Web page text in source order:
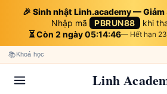
🎉 Sinh nhật Linh.academy — Giảm
Nhập mã PBRUN88 khi
⏳ Còn 2 ngày 05:14:45— Hết hạn
📚Khoá học
Linh